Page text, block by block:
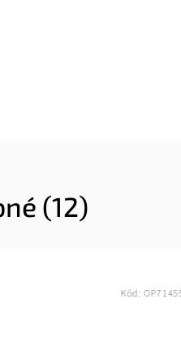
(12)
OP714552